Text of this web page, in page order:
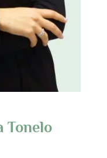
Tonelo